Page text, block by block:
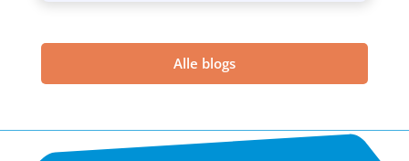
Alle blogs